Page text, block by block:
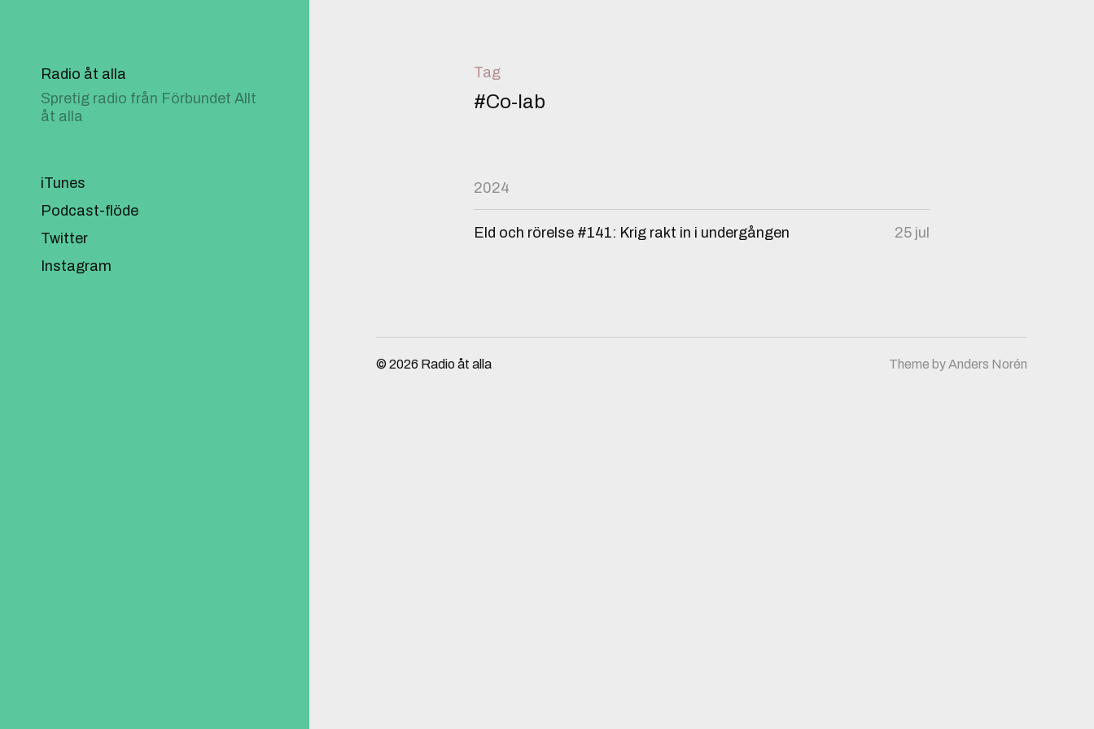
Radio åt alla
Spretig radio från Förbundet Allt
åt alla
iTunes
Podcast-flöde
Twitter
Instagram
Tag
#Co-lab
2024
Eld och rörelse #141: Krig rakt in i undergången 25 jul
© 2026 Radio åt alla Theme byAnders Norén